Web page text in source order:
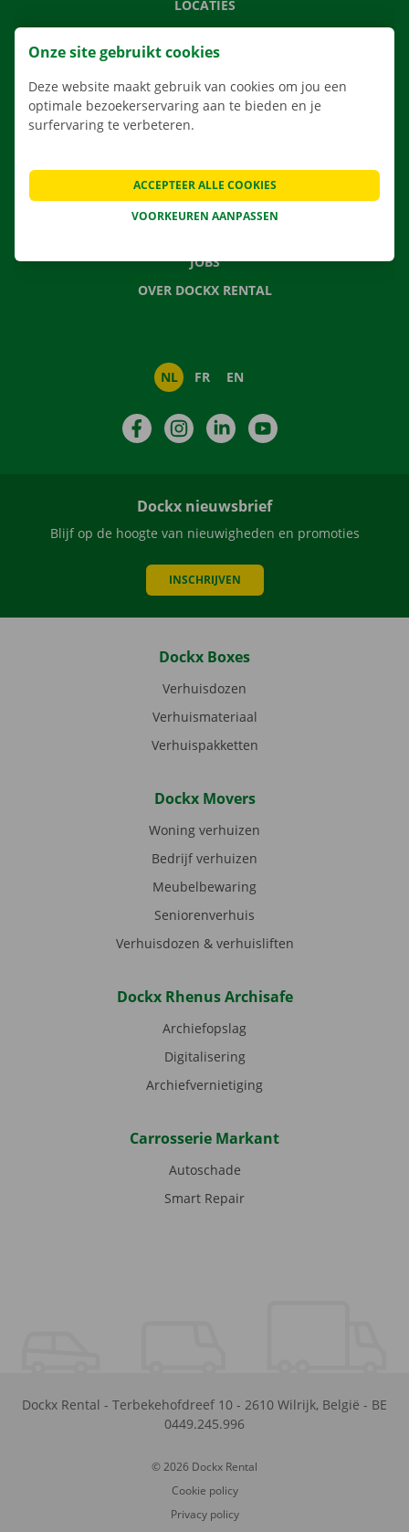
LOCATIES
APP
VERHUISOPLOSSINGEN
VEELGESTELDE VRAGEN
NIEUWS
JOBS
OVER DOCKX RENTAL
NL FR EN
FacebookInstagramLinkedIn
Dockx nieuwsbrief
Blijf op de hoogte van nieuwigheden en promoties
INSCHRIJVEN
Dockx Boxes
Verhuisdozen
Verhuismateriaal
Verhuispakketten
Dockx Movers
Woning verhuizen
Bedrijf verhuizen
Meubelbewaring
Seniorenverhuis
Verhuisdozen & verhuisliften
Dockx Rhenus Archisafe
Archiefopslag
Digitalisering
Archiefvernietiging
Carrosserie Markant
Autoschade
Smart Repair
Dockx Rental - Terbekehofdreef 10 - 2610 Wilrijk, België - BE
0449.245.996
© 2026 Dockx Rental
Cookie policy
Privacy policy
Onze site gebruikt cookies
Deze website maakt gebruik van cookies om jou een
optimale bezoekerservaring aan te bieden en je
surfervaring te verbeteren.
VOORKEUREN AANPASSEN
ACCEPTEER ALLE COOKIES